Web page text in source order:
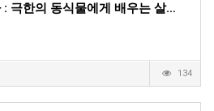
극한의 동식물에게 배우는 살…
134